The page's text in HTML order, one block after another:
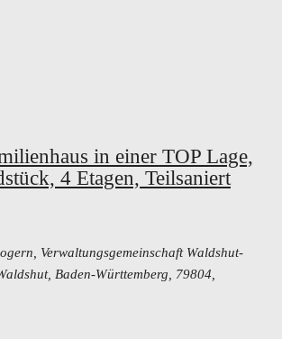
in einer TOP Lage,
4 Etagen, Teilsaniert
Verwaltungsgemeinschaft Waldshut-
Baden-Württemberg, 79804,